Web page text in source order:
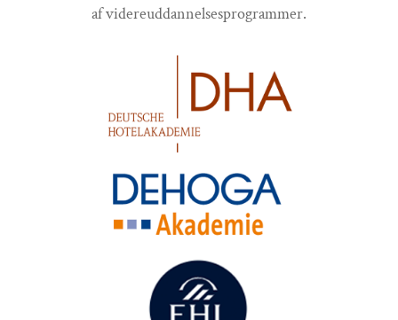
af videreuddannelsesprogrammer.